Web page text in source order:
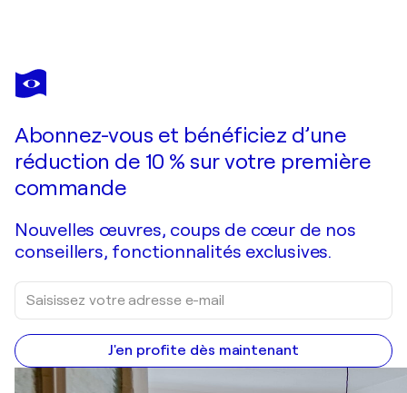
GIANCARLO SINISCALCHI
Albero solitario
Abonnez-vous et bénéficiez d’une
réduction de 10 % sur votre première
commande
Nouvelles œuvres, coups de cœur de nos
conseillers, fonctionnalités exclusives.
J'en profite dès maintenant